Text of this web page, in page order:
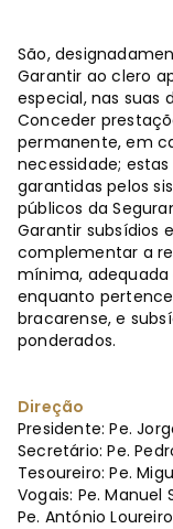
São,
Garantir ao clero
especial, nas suas
Conceder
permanente, em
necessidade;
garantidas pelos
públicos da
Garantir subsídios
complementar a
mínima,
enquanto
bracarense, e
ponderados.
Direção
Presidente: Pe.
Secretário: Pe.
Tesoureiro: Pe.
Vogais: Pe. Manuel
Pe. António